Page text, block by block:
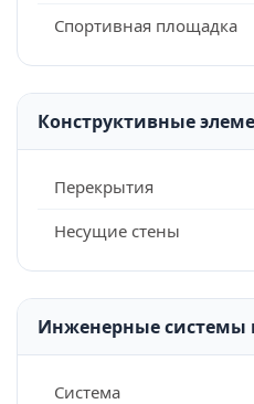
Спортивная площадка
Конструктивные
Перекрытия
Несущие стены
Инженерные системы
Система